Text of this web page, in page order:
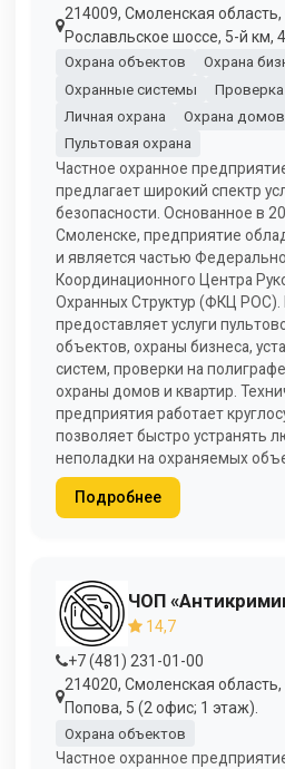
214009, Смоленская
Рославльское шоссе, 5-й км, 4.
Охрана объектов
Охрана
Охранные системы
Личная охрана
Охрана домов
Пультовая охрана
Частное охранное
предлагает широкий спектр
безопасности. Основанное в
Смоленске, предприятие
и является частью
Координационного Центра
Охранных Структур (ФКЦ
предоставляет услуги
объектов, охраны бизнеса,
систем, проверки на
охраны домов и квартир.
предприятия работает
позволяет быстро устранять
неполадки на охраняемых
Подробнее
ЧОП
14,7
+7 (481) 231-01-00
214020, Смоленская
Попова, 5 (2 офис; 1 этаж).
Охрана объектов
Частное охранное